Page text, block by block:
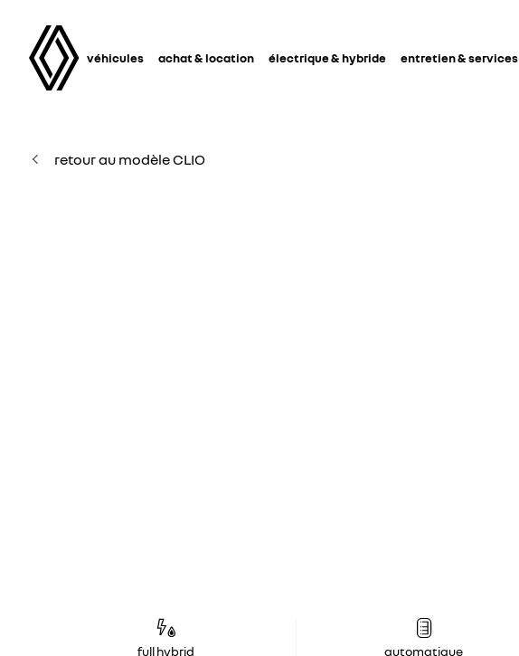
véhicules achat & location électrique & hybride entretien & services
retour au modèle CLIO
full hybrid automatique